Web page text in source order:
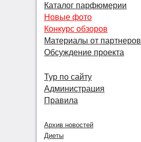
Каталог парфюмерии
Новые фото
Конкурс обзоров
Материалы от партнеров
Обсуждение проекта
Тур по сайту
Администрация
Правила
Архив новостей
Диеты